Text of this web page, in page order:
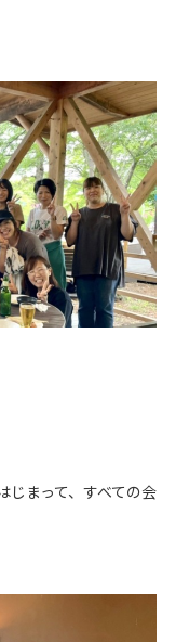
じまって、すべての会